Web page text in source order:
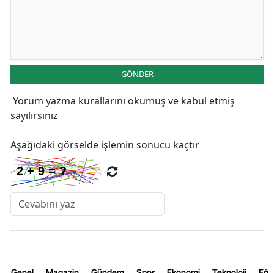
GÖNDER
Yorum yazma kurallarını okumuş ve kabul etmiş
sayılırsınız
Aşağıdaki görselde işlemin sonucu kaçtır